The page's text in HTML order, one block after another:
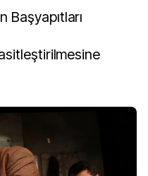
Başyapıtları